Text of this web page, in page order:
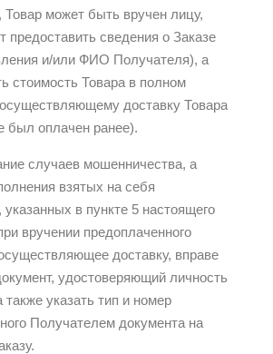
может быть вручен лицу,
предоставить сведения о Заказе
и/или ФИО Получателя), а
стоимость Товара в полном
доставку Товара
был оплачен ранее).
случаев мошенничества, а
взятых на себя
указанных в пункте 5 настоящего
вручении предоплаченного
доставку, вправе
удостоверяющий личность
указать тип и номер
Получателем документа на